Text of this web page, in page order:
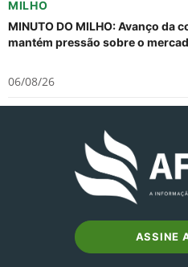
MILHO
MINUTO DO MILHO: Avanço da
mantém pressão sobre o
06/08/26
ASSINE